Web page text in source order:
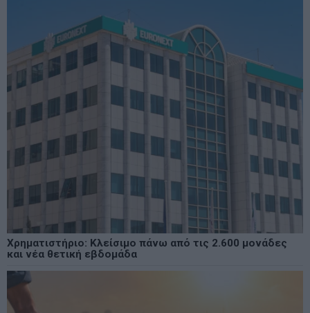
Χρηματιστήριο: Κλείσιμο πάνω από τις 2.600 μονάδες
και νέα θετική εβδομάδα